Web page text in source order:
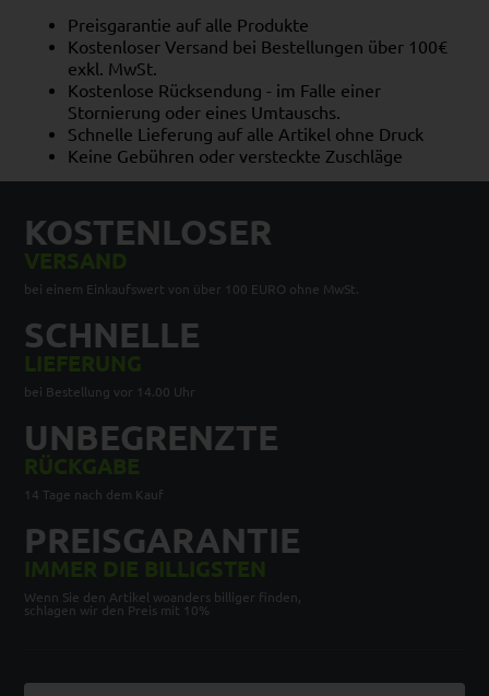
Preisgarantie auf alle Produkte
Kostenloser Versand bei Bestellungen über 100€
exkl. MwSt.
Kostenlose Rücksendung - im Falle einer
Stornierung oder eines Umtauschs.
Schnelle Lieferung auf alle Artikel ohne Druck
Keine Gebühren oder versteckte Zuschläge
KOSTENLOSER
VERSAND
bei einem Einkaufswert von über 100 EURO ohne MwSt.
SCHNELLE
LIEFERUNG
bei Bestellung vor 14.00 Uhr
UNBEGRENZTE
RÜCKGABE
14 Tage nach dem Kauf
PREISGARANTIE
IMMER DIE BILLIGSTEN
Wenn Sie den Artikel woanders billiger finden,
schlagen wir den Preis mit 10%